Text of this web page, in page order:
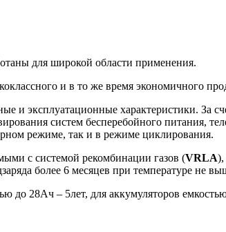
для широкой области применения.
и в то же время экономичного
и эксплуатационные характеристики. За
систем бесперебойного питания,
режиме, так и в режиме циклирования.
с системой рекомбинации газов (VRLA),
более 6 месяцев при температуре не
до 28Ач – 5лет, для аккумуляторов